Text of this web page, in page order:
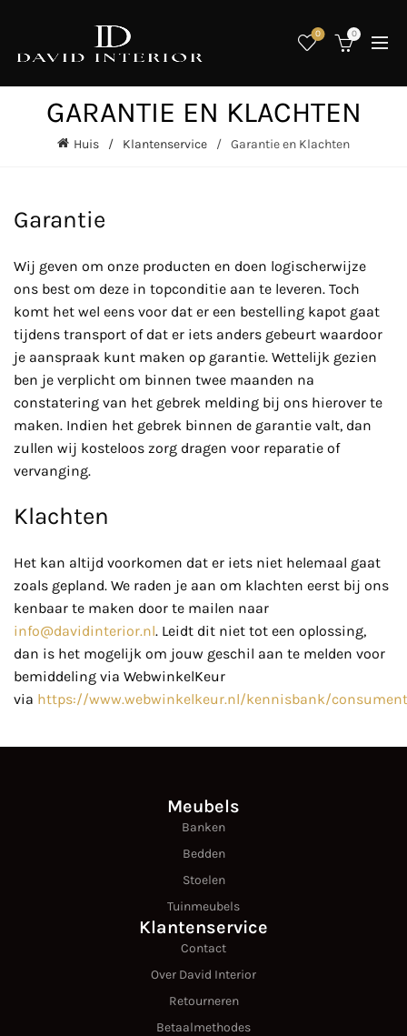
0 0
GARANTIE EN KLACHTEN
Huis Klantenservice Garantie en Klachten
Garantie
Wij geven om onze producten en doen logischerwijze
ons best om deze in topconditie aan te leveren. Toch
komt het wel eens voor dat er een bestelling kapot gaat
tijdens transport of dat er iets anders gebeurt waardoor
je aanspraak kunt maken op garantie. Wettelijk gezien
ben je verplicht om binnen twee maanden na
constatering van het gebrek melding bij ons hierover te
maken. Indien het gebrek binnen de garantie valt, dan
zullen wij kosteloos zorg dragen voor reparatie of
vervanging.
Klachten
Het kan altijd voorkomen dat er iets niet helemaal gaat
zoals gepland. We raden je aan om klachten eerst bij ons
kenbaar te maken door te mailen naar
info@davidinterior.nl. Leidt dit niet tot een oplossing,
dan is het mogelijk om jouw geschil aan te melden voor
bemiddeling via WebwinkelKeur
via https://www.webwinkelkeur.nl/kennisbank/
Meubels
Banken
Bedden
Stoelen
Tuinmeubels
Klantenservice
Contact
Over David Interior
Retourneren
Betaalmethodes